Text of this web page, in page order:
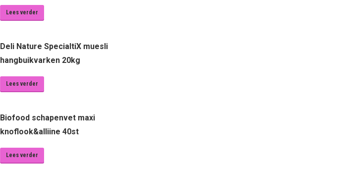
Lees verder
Deli Nature SpecialtiX muesli
hangbuikvarken 20kg
Lees verder
Biofood schapenvet maxi
knoflook&alliine 40st
Lees verder